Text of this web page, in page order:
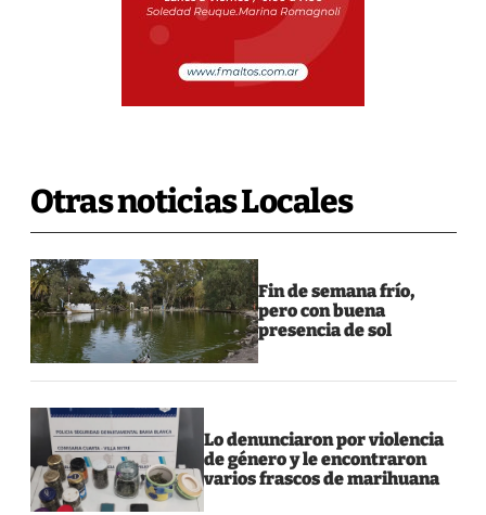
Otras noticias Locales
Fin de semana frío,
pero con buena
presencia de sol
Lo denunciaron por violencia
de género y le encontraron
varios frascos de marihuana